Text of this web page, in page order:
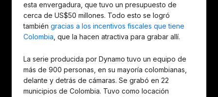
esta envergadura, que tuvo un presupuesto de
cerca de US$50 millones. Todo esto se logró
también gracias a los incentivos fiscales que tiene
Colombia, que la hacen atractiva para grabar allí.
La serie producida por Dynamo tuvo un equipo de
más de 900 personas, en su mayoría colombianas,
delante y detrás de cámaras. Se grabó en 22
municipios de Colombia. Tuvo como locación